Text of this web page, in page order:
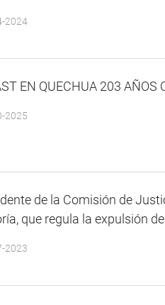
2024
EN QUECHUA 203 AÑOS
2025
de la Comisión de
que regula la expulsión
2023